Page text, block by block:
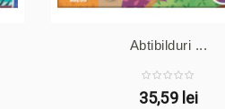
Abtibilduri ...
35,59 lei